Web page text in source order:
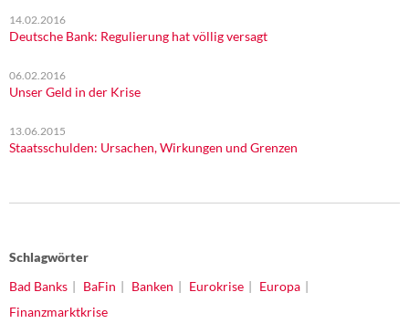
14.02.2016
Deutsche Bank: Regulierung hat völlig versagt
06.02.2016
Unser Geld in der Krise
13.06.2015
Staatsschulden: Ursachen, Wirkungen und Grenzen
Schlagwörter
Bad Banks
BaFin Banken Eurokrise
Europa
Finanzmarktkrise